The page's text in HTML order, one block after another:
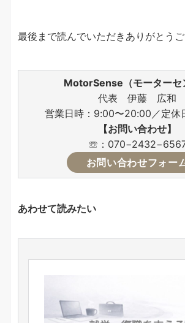
最後まで読んでいただきありがとうご
MotorSense（モーターセ
代表 伊藤 広和
営業日時：9:00〜20:00／定休
【お問い合わせ】
☏：
お問い合わせフォー
あわせて読みたい